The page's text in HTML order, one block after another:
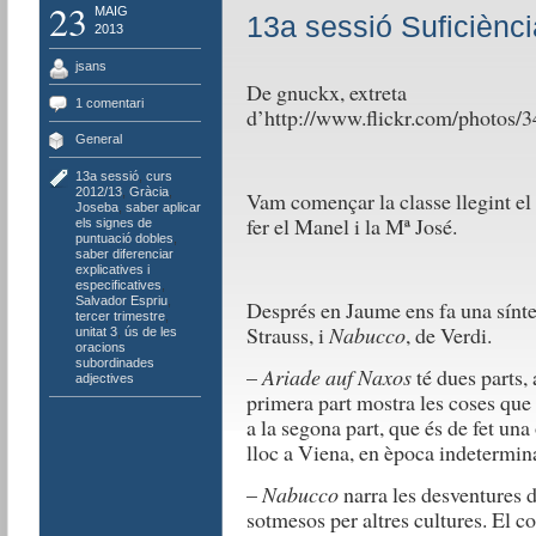
23
MAIG
2013
jsans
1 comentari
General
13a sessió, curs
2012/13, Gràcia,
Joseba, saber aplicar
els signes de
puntuació dobles
saber diferenciar
explicatives i
especificatives
Salvador Espriu,
tercer trimestre,
unitat 3, ús de les
oracions
subordinades
adjectives
13a sessió
De gnuckx, extreta
d’http://www.flickr.com/photos/
Vam començar la classe llegint
fer el Manel i la Mª José.
Després en Jaume ens fa una
Strauss, i Nabucco, de Verdi.
–Ariade auf Naxosté dues parts,
primera part mostra les coses
a la segona part, que és de fet
lloc a Viena, en època
– Nabucconarra les desventures
sotmesos per altres cultures. El